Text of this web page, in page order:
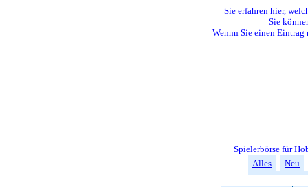
Sie erfahren hier,
Sie
Wennn Sie einen
Spielerbörse für
Alles
Neu